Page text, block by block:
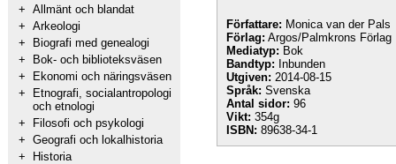
+ Allmänt och blandat
+ Arkeologi
+
Biografi med genealogi
+
Bok- och biblioteksväsen
+
Ekonomi och näringsväsen
+
Etnografi, socialantropologi
och etnologi
+
Filosofi och psykologi
+ Geografi och lokalhistoria
+
Historia
Författare: Monica van der Pals
Förlag: Argos/Palmkrons Förlag
Mediatyp: Bok
Bandtyp: Inbunden
Utgiven: 2014-08-15
Språk: Svenska
Antal sidor: 96
Vikt: 354g
ISBN: 89638-34-1